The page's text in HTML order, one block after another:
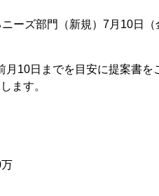
ーズ部門（新規）7月10日（
10日までを目安に提案書を
ます。